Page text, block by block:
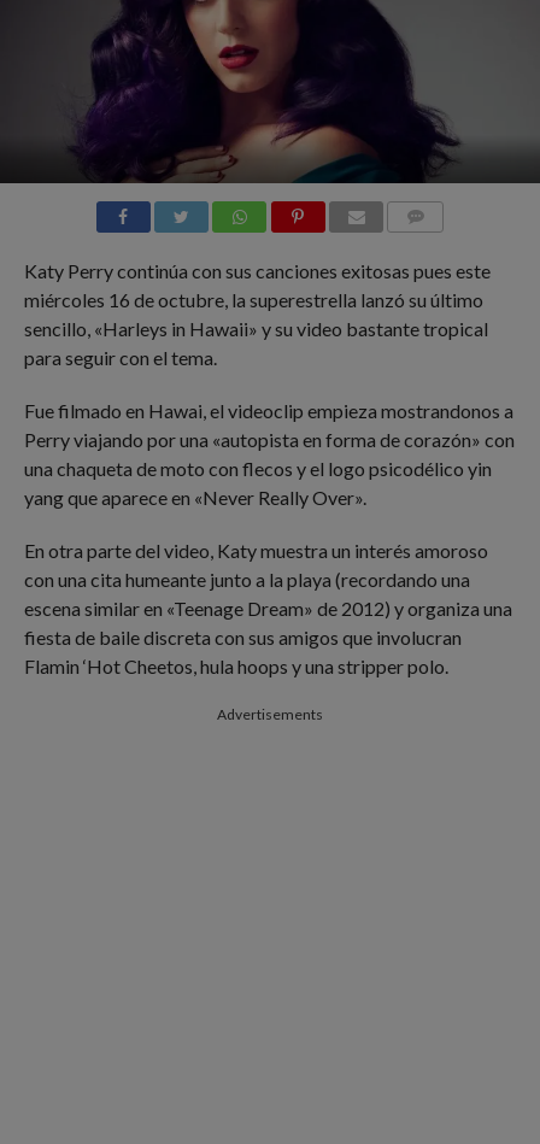
Katy Perry continúa con sus canciones exitosas pues este
miércoles 16 de octubre, la superestrella lanzó su último
sencillo, «Harleys in Hawaii» y su video bastante tropical
para seguir con el tema.
Fue filmado en Hawai, el videoclip empieza mostrandonos a
Perry viajando por una «autopista en forma de corazón» con
una chaqueta de moto con flecos y el logo psicodélico yin
yang que aparece en «Never Really Over».
En otra parte del video, Katy muestra un interés amoroso
con una cita humeante junto a la playa (recordando una
escena similar en «Teenage Dream» de 2012) y organiza una
fiesta de baile discreta con sus amigos que involucran
Flamin ‘Hot Cheetos, hula hoops y una stripper polo.
Advertisements